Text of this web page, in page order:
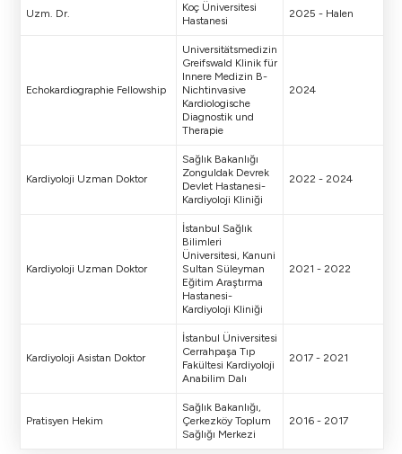
Uzm. Dr.
Koç Üniversitesi
Hastanesi
2025 - Halen
Echokardiographie Fellowship
Universitätsmedizin
Greifswald Klinik für
Innere Medizin B-
Nichtinvasive
Kardiologische
Diagnostik und
Therapie
2024
Kardiyoloji Uzman Doktor
Sağlık Bakanlığı
Zonguldak Devrek
Devlet Hastanesi-
Kardiyoloji Kliniği
2022 - 2024
Kardiyoloji Uzman Doktor
İstanbul Sağlık
Bilimleri
Üniversitesi, Kanuni
Sultan Süleyman
Eğitim Araştırma
Hastanesi-
Kardiyoloji Kliniği
2021 - 2022
Kardiyoloji Asistan Doktor
İstanbul Üniversitesi
Cerrahpaşa Tıp
Fakültesi Kardiyoloji
Anabilim Dalı
2017 - 2021
Pratisyen Hekim
Sağlık Bakanlığı,
Çerkezköy Toplum
Sağlığı Merkezi
2016 - 2017